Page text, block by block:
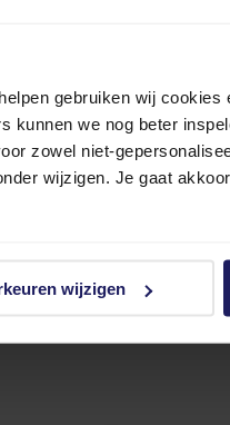
gebruiken wij
kunnen we nog beter
zowel niet-
wijzigen. Je gaat
wijzigen